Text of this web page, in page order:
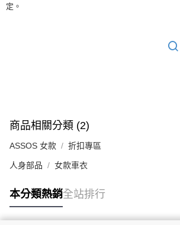
定。
商品相關分類 (2)
ASSOS 女款 折扣專區
人身部品 女款車衣
本分類熱銷全站排行